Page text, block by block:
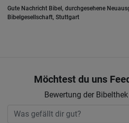
Gute Nachricht Bibel, durchgesehene
Bibelgesellschaft, Stuttgart
Möchtest du uns
Bewertung der Bibelthek